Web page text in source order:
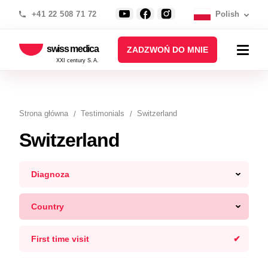
+41 22 508 71 72 Polish
swiss medica
XXI century S.A.
ZADZWOŃ DO MNIE
Strona główna Testimonials Switzerland
Switzerland
Diagnoza
Country
First time visit